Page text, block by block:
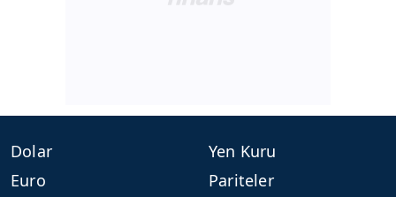
Dolar
Euro
Yen Kuru
Pariteler